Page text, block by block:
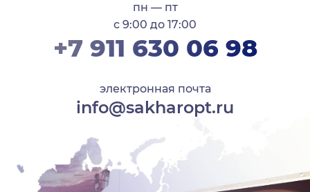
пн — пт
с 9:00 до 17:00
+7 911 630 06 98
электронная почта
info@sakharopt.ru